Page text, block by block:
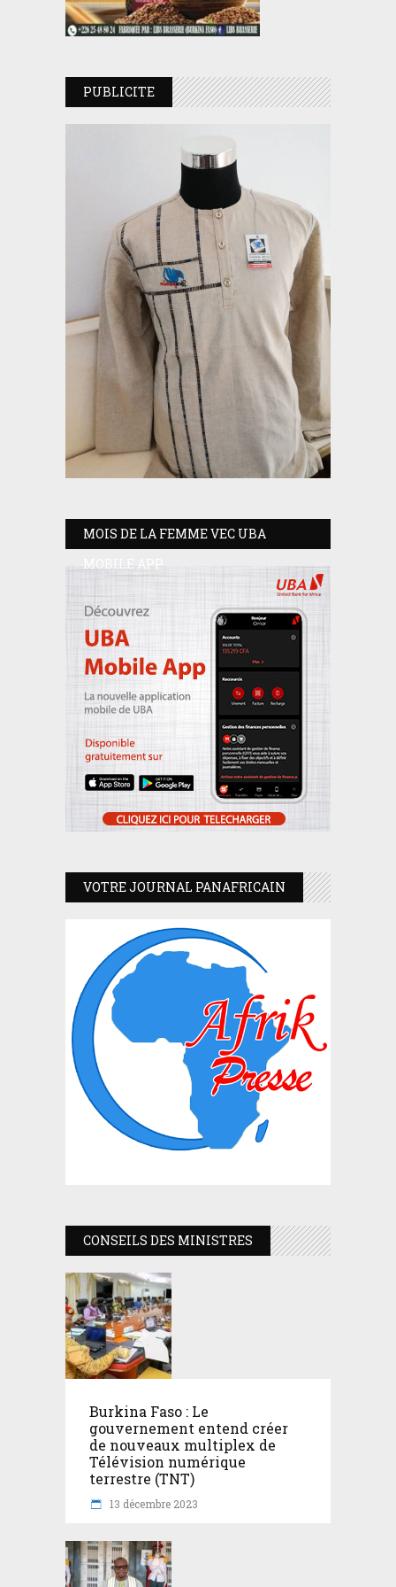
PUBLICITE
MOIS DE LA FEMME VEC UBA
MOBILE APP
VOTRE JOURNAL PANAFRICAIN
CONSEILS DES MINISTRES
Burkina Faso : Le
gouvernement entend créer
de nouveaux multiplex de
Télévision numérique
terrestre (TNT)
13 décembre 2023